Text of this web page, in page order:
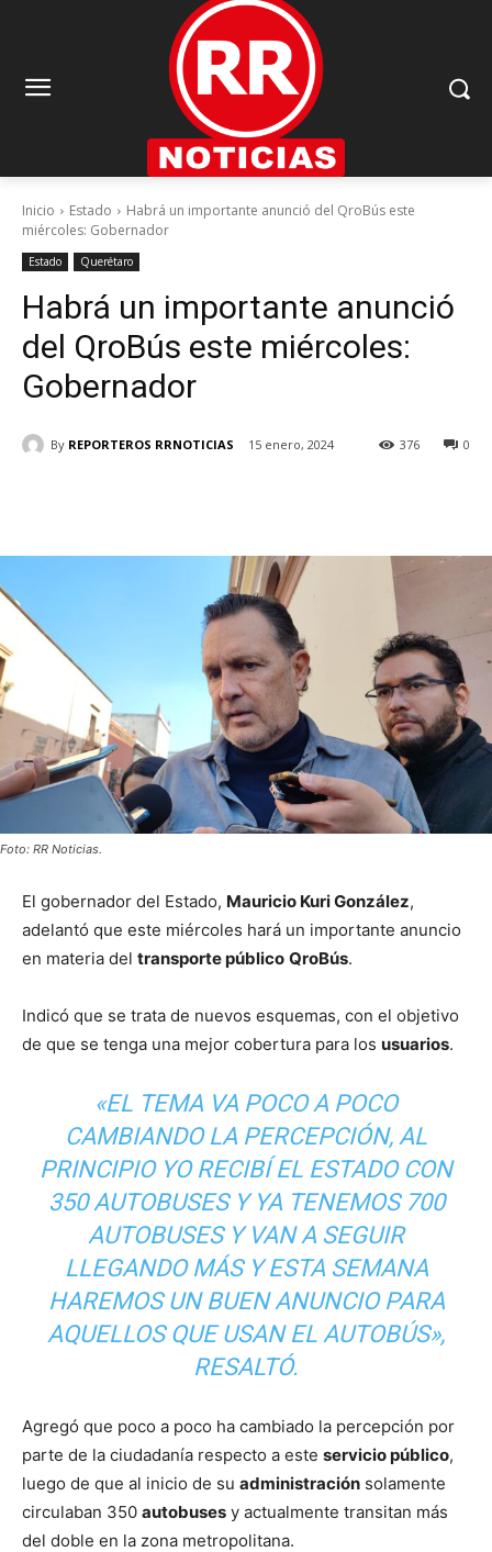
Inicio Estado
Habrá un importante anunció del QroBús este
miércoles: Gobernador
Estado Querétaro
Habrá un importante anunció
del QroBús este miércoles:
Gobernador
By REPORTEROS RRNOTICIAS 15 enero, 2024 0
376
Foto: RR Noticias.
El gobernador del Estado, Mauricio Kuri González,
adelantó que este miércoles hará un importante anuncio
en materia del transporte público QroBús.
Indicó que se trata de nuevos esquemas, con el objetivo
de que se tenga una mejor cobertura para los usuarios.
«EL TEMA VA POCO A POCO
CAMBIANDO LA PERCEPCIÓN, AL
PRINCIPIO YO RECIBÍ EL ESTADO CON
350 AUTOBUSES Y YA TENEMOS 700
AUTOBUSES Y VAN A SEGUIR
LLEGANDO MÁS Y ESTA SEMANA
HAREMOS UN BUEN ANUNCIO PARA
AQUELLOS QUE USAN EL AUTOBÚS»,
RESALTÓ.
Agregó que poco a poco ha cambiado la percepción por
parte de la ciudadanía respecto a este servicio público,
luego de que al inicio de su administración solamente
circulaban 350 autobuses y actualmente transitan más
del doble en la zona metropolitana.